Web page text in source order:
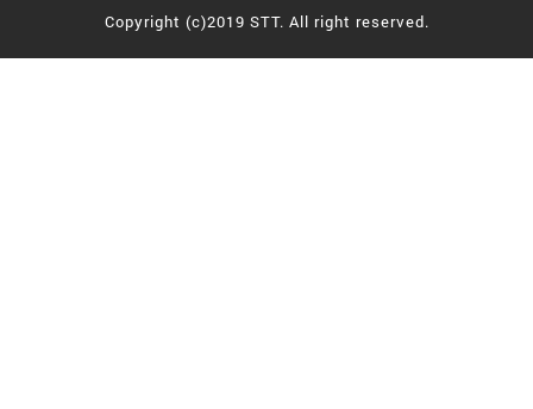
Copyright (c)2019 STT. All right reserved.